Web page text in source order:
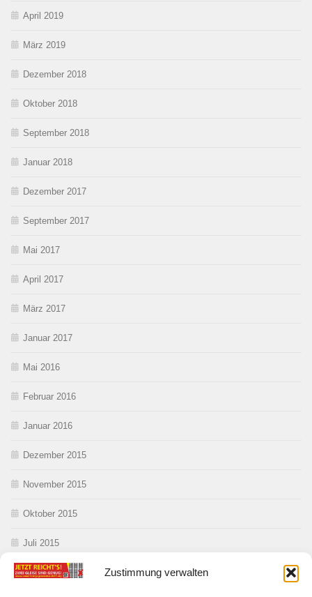
Zustimmung verwalten
April 2019
März 2019
Dezember 2018
Oktober 2018
September 2018
Januar 2018
Dezember 2017
September 2017
Mai 2017
April 2017
März 2017
Januar 2017
Mai 2016
Februar 2016
Januar 2016
Dezember 2015
November 2015
Oktober 2015
Juli 2015
Juni 2015